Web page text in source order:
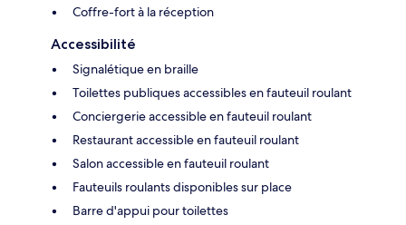
Coffre-fort à la réception
Accessibilité
Signalétique en braille
Toilettes publiques accessibles en fauteuil roulant
Conciergerie accessible en fauteuil roulant
Restaurant accessible en fauteuil roulant
Salon accessible en fauteuil roulant
Fauteuils roulants disponibles sur place
Barre d'appui pour toilettes